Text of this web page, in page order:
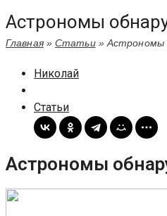
Астрономы
Главная»Статьи» Астрономы
Николай
Статьи
Астрономы